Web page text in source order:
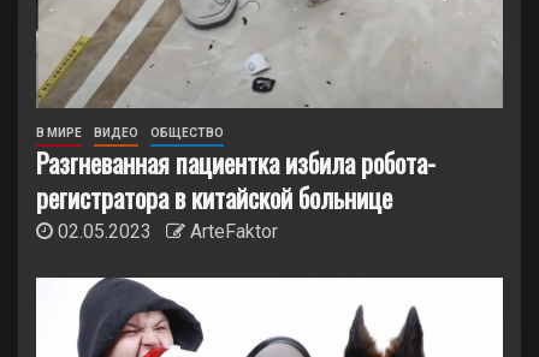
В МИРЕ ВИДЕО ОБЩЕСТВО
Разгневанная пациентка избила робота-
регистратора в китайской больнице
02.05.2023 ArteFaktor